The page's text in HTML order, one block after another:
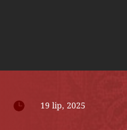
 19 lip, 2025